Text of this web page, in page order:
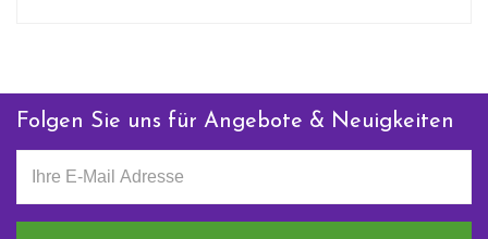
Folgen Sie uns für Angebote & Neuigkeiten